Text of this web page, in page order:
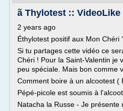
ã Thylotest :: VideoLike
2 years ago
Éthylotest positif aux Mon Chéri
Si tu partages cette vidéo ce
Chéri ! Pour la Saint-Valentin je
peu spéciale. Mais bon comme
Comment boire à un alcootest (
Pépé-picole est soumis à
Natacha la Russe - Je